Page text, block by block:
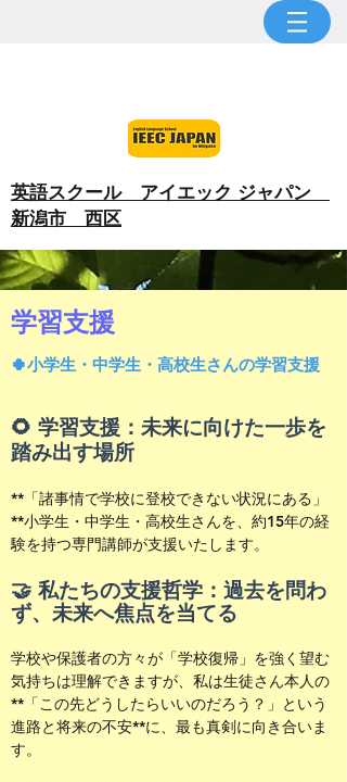
​英語スクール アイエック ジャパン
新潟市 西区
​学習支援
​🍀小学生・中学生・高校生さんの学習支援
🌻 学習支援：未来に向けた一歩を
踏み出す場所
**「諸事情で学校に登校できない状況にある」
**小学生・中学生・高校生さんを、約15年の経
験を持つ専門講師が支援いたします。
🤝 私たちの支援哲学：過去を問わ
ず、未来へ焦点を当てる
学校や保護者の方々が「学校復帰」を強く望む
気持ちは理解できますが、私は生徒さん本人の
**「この先どうしたらいいのだろう？」という
進路と将来の不安**に、最も真剣に向き合いま
す。